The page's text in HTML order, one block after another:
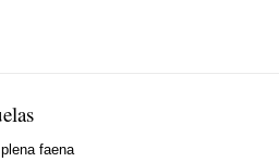
faena